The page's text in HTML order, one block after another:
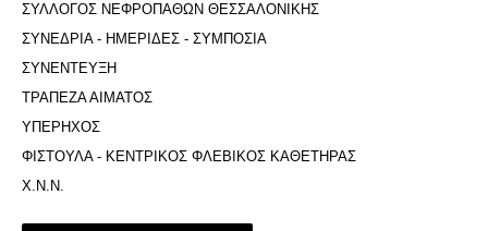
ΣΥΛΛΟΓΟΣ ΝΕΦΡΟΠΑΘΩΝ ΘΕΣΣΑΛΟΝΙΚΗΣ
ΣΥΝΕΔΡΙΑ - ΗΜΕΡΙΔΕΣ - ΣΥΜΠΟΣΙΑ
ΣΥΝΕΝΤΕΥΞΗ
ΤΡΑΠΕΖΑ ΑΙΜΑΤΟΣ
ΥΠΕΡΗΧΟΣ
ΦΙΣΤΟΥΛΑ - ΚΕΝΤΡΙΚΟΣ ΦΛΕΒΙΚΟΣ ΚΑΘΕΤΗΡΑΣ
Χ.Ν.Ν.